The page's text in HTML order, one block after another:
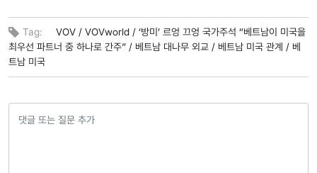
Tag: VOV / VOVworld / ‘방미’ 르엉 끄엉 국가주석 “베트남이 미국을
최우선 파트너 중 하나로 간주” / 베트남 대나무 외교 / 베트남 미국 관계 / 베
트남 미국